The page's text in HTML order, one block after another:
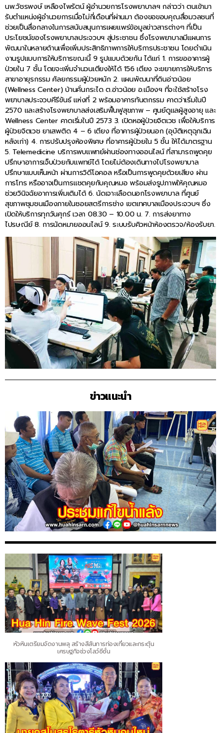
นพ.วัชรพงษ์ เหลืองไพรัตน์ ผู้อำนวยการโรงพยาบาลฯ กล่าวว่า ตนเข้ามา
รับตำแหน่งผู้อำนวยการเมื่อไม่กี่เดือนที่ผ่านมา ต้องขอขอบคุณสื่อมวลชนที่
ช่วยเป็นสื่อกลางในการสนับสนุนการเผยแพร่ข้อมูลข่าวสารต่างๆ ที่เป็น
ประโยชน์ของโรงพยาบาลประจวบฯ สู่ประชาชน ซึ่งโรงพยาบาลมีแผนการ
พัฒนาในหลายด้านเพื่อเพิ่มประสิทธิภาพการให้บริการประชาชน โดยดำเนิน
งานรูปแบบการให้บริการขณะนี้ 9 รูปแบบด้วยกัน ได้แก่ 1. การขออาคารผู้
ป่วยใน 7 ชั้น โดยจะเพิ่มจำนวนเตียงให้ได้ 156 เตียง จะขยายการให้บริการ
สาขาอายุรกรรม ศัลยกรรมผู้ป่วยหนัก 2. แผนพัฒนาที่ดินอ่าวน้อย
(Wellness Center) บ้านคั่นกระได ต.อ่าวน้อย อ.เมืองฯ ที่จะใช้สร้างโรง
พยาบาลประจวบคีรีขันธ์ แห่งที่ 2 พร้อมอาคารทันตกรรม คาดว่าเริ่มในปี
2570 และสร้างโรงพยาบาลส่งเสริมฟื้นฟูสุขภาพ – ศูนย์ดูแลผู้สูงอายุ และ
Wellness Center คาดเริ่มในปี 2573 3. เปิดหอผู้ป่วยจิตเวช เพื่อให้บริการ
ผู้ป่วยจิตเวช ยาเสพติด 4 – 6 เตียง ที่อาคารผู้ป่วยนอก (อุบัติเหตุฉุกเฉิน
หลังเก่า) 4. การปรับปรุงห้องพิเศษ ที่อาคารผู้ป่วยใน 5 ชั้น ให้ได้มาตรฐาน
5. Telemedicine บริการพบแพทย์ผ่านช่องทางออนไลน์ ที่สามารถพูดคุย
ปรึกษาอาการเจ็บป่วยกับแพทย์ได้ โดยไม่ต้องเดินทางไปโรงพยาบาล
ปรึกษาแบบเห็นหน้า ผ่านการวิดีโอคอล หรือเป็นการพูดคุยด้วยเสียง ผ่าน
การโทร หรืออาจเป็นการแชตคุยกับคุณหมอ พร้อมส่งรูปภาพให้คุณหมอ
ช่วยวินิจฉัยอาการเพิ่มเติมได้ 6. นัดเจาะเลือดนอกโรงพยาบาล ที่ศูนย์
สุขภาพชุมชนเมืองภายในซอยสตรีการช่าง เขตเทศบาลเมืองประจวบฯ ซึ่ง
เปิดให้บริการทุกวันศุกร์ เวลา 08.30 – 10.00 น. 7. การส่งยาทาง
ไปรษณีย์ 8. การนัดหมายออนไลน์ 9. ระบบรับคิวหน้าห้องตรวจ/ห้องรับยา.
ข่าวแนะนำ
หัวหินเตรียมจัดงานพลุ สร้างสีสันการท่องเที่ยวและกระตุ้น
เศรษฐกิจช่วงโลว์ซีซั่น